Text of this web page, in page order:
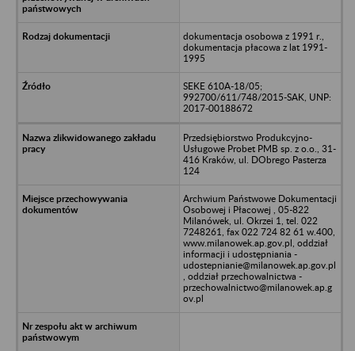
dokumentacja osobowa z 1991 r.,
dokumentacja płacowa z lat 1991-
1995
SEKE 610A-18/05;
992700/611/748/2015-SAK, UNP:
2017-00188672
Przedsiębiorstwo Produkcyjno-
Usługowe Probet PMB sp. z o.o., 31-
416 Kraków, ul. DObrego Pasterza
124
Archwium Państwowe Dokumentacji
Osobowej i Płacowej , 05-822
Milanówek, ul. Okrzei 1, tel. 022
7248261, fax 022 724 82 61 w.400,
www.milanowek.ap.gov.pl, oddział
informacji i udostępniania -
udostepnianie@milanowek.ap.gov.pl
, oddział przechowalnictwa -
przechowalnictwo@milanowek.ap.g
ov.pl